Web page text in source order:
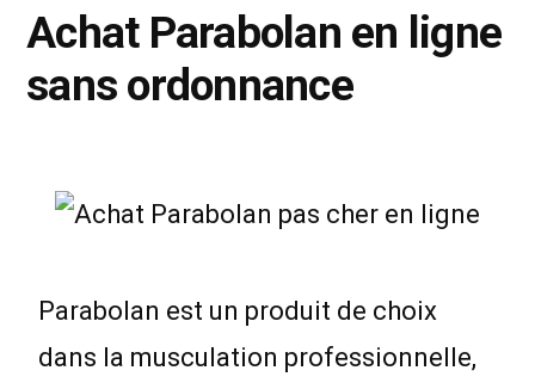
Achat Parabolan en ligne
sans ordonnance
Parabolan est un produit de choix
dans la musculation professionnelle,